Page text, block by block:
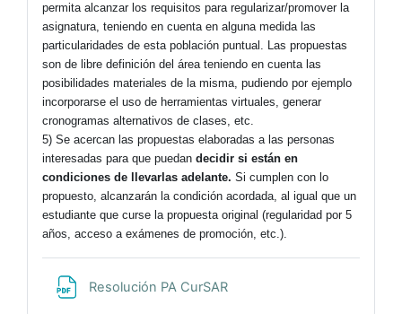
permita alcanzar los requisitos para regularizar/promover la
asignatura, teniendo en cuenta en alguna medida las
particularidades de esta población puntual. Las propuestas
son de libre definición del área teniendo en cuenta las
posibilidades materiales de la misma, pudiendo por ejemplo
incorporarse el uso de herramientas virtuales, generar
cronogramas alternativos de clases, etc.
5) Se acercan las propuestas elaboradas a las personas
interesadas para que puedan decidir si están en
condiciones de llevarlas adelante. Si cumplen con lo
propuesto, alcanzarán la condición acordada, al igual que un
estudiante que curse la propuesta original (regularidad por 5
años, acceso a exámenes de promoción, etc.).
Resolución PA CurSAR